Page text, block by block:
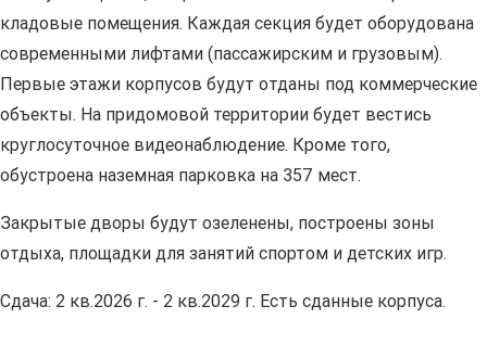
кладовые помещения. Каждая секция будет оборудована
современными лифтами (пассажирским и грузовым).
Первые этажи корпусов будут отданы под коммерческие
объекты. На придомовой территории будет вестись
круглосуточное видеонаблюдение. Кроме того,
обустроена наземная парковка на 357 мест.
Закрытые дворы будут озеленены, построены зоны
отдыха, площадки для занятий спортом и детских игр.
Сдача: 2 кв.2026 г. - 2 кв.2029 г. Есть сданные корпуса.